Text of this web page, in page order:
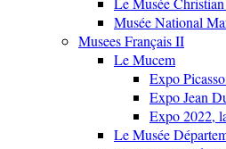
Musée National
Musees Français II
Le Mucem
Expo
Expo Jean
Expo 2022,
Le Musée